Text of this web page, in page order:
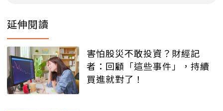
延伸閱讀
害怕股災不敢投資？財經記
者：回顧「這些事件」，持續
買進就對了！